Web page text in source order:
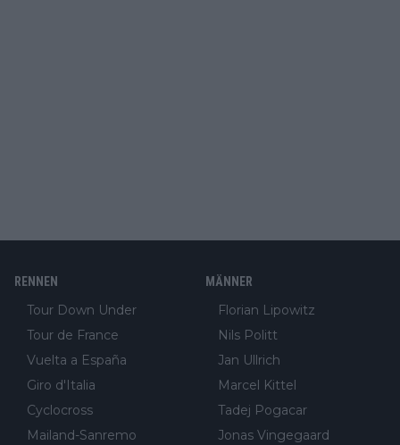
RENNEN
Tour Down Under
Tour de France
Vuelta a España
Giro d'Italia
Cyclocross
Mailand-Sanremo
MÄNNER
Florian Lipowitz
Nils Politt
Jan Ullrich
Marcel Kittel
Tadej Pogacar
Jonas Vingegaard